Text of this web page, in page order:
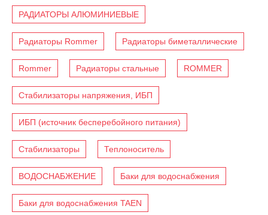
РАДИАТОРЫ АЛЮМИНИЕВЫЕ
Радиаторы Rommer Радиаторы биметаллические
Rommer Радиаторы стальные ROMMER
Стабилизаторы напряжения, ИБП
ИБП (источник бесперебойного питания)
Стабилизаторы Теплоноситель
ВОДОСНАБЖЕНИЕ Баки для водоснабжения
Баки для водоснабжения TAEN